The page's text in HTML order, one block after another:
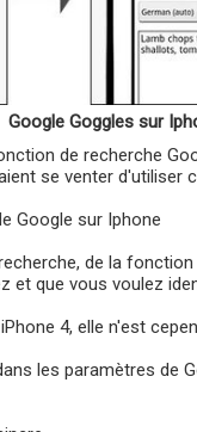
Google Goggles sur
de recherche
se venter d'utiliser
Google sur Iphone
de la
et que vous voulez
4, elle n'est
les paramètres de